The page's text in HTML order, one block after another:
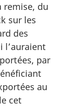
remise, du
sur les
des
l’auraient
par
au
cet